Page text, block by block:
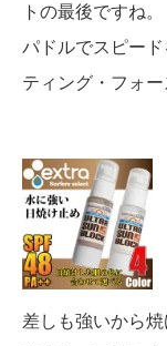
トの最後ですね
パドルでスピー
ティング・フォ
差しも強いから